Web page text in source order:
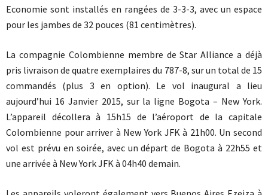
Economie sont installés en rangées de 3-3-3, avec un espace
pour les jambes de 32 pouces (81 centimètres).
La compagnie Colombienne membre de Star Alliance a déjà
pris livraison de quatre exemplaires du 787-8, sur un total de 15
commandés (plus 3 en option). Le vol inaugural a lieu
aujourd’hui 16 Janvier 2015, sur la ligne Bogota – New York.
L’appareil décollera à 15h15 de l’aéroport de la capitale
Colombienne pour arriver à New York JFK à 21h00. Un second
vol est prévu en soirée, avec un départ de Bogota à 22h55 et
une arrivée à New York JFK à 04h40 demain.